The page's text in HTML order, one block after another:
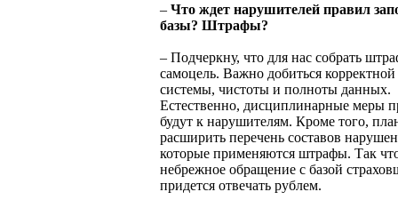
– Что ждет нарушителей правил
базы? Штрафы?
– Подчеркну, что для нас собрать
самоцель. Важно добиться
системы, чистоты и полноты данных.
Естественно, дисциплинарные меры
будут к нарушителям. Кроме того,
расширить перечень составов
которые применяются штрафы. Так
небрежное обращение с базой
придется отвечать рублем.